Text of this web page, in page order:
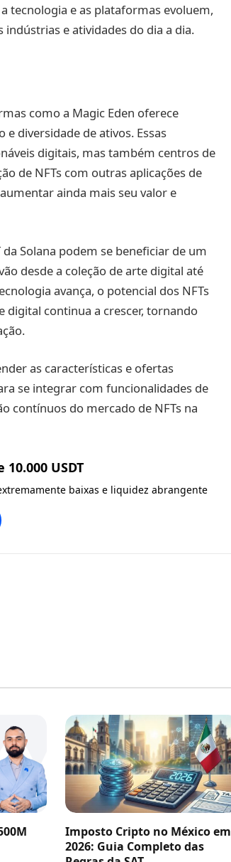
tecnologia e as plataformas evoluem,
indústrias e atividades do dia a dia.
como a Magic Eden oferece
diversidade de ativos. Essas
digitais, mas também centros de
de NFTs com outras aplicações de
ainda mais seu valor e
Solana podem se beneficiar de um
desde a coleção de arte digital até
avança, o potencial dos NFTs
digital continua a crescer, tornando
as características e ofertas
se integrar com funcionalidades de
contínuos do mercado de NFTs na
USDT
baixas e liquidez abrangente
Imposto Cripto no México em
2026: Guia Completo das